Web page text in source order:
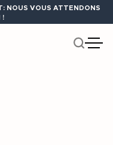
NOUS VOUS ATTENDONS
!